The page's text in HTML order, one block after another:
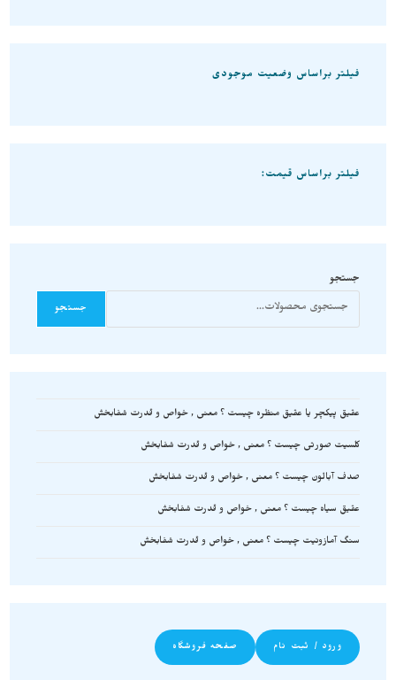
فیلتر براساس وضعیت موجودی
فیلتر براساس قیمت:
جستجو
جستجو
عقیق پیکچر یا عقیق منظره چیست ؟ معنی , خواص و قدرت شفابخش
کلسیت صورتی چیست ؟ معنی , خواص و قدرت شفابخش
صدف آبالون چیست ؟ معنی , خواص و قدرت شفابخش
عقیق سیاه چیست ؟ معنی , خواص و قدرت شفابخش
سنگ آمازونیت چیست ؟ معنی , خواص و قدرت شفابخش
ورود / ثبت نام صفحه فروشگاه